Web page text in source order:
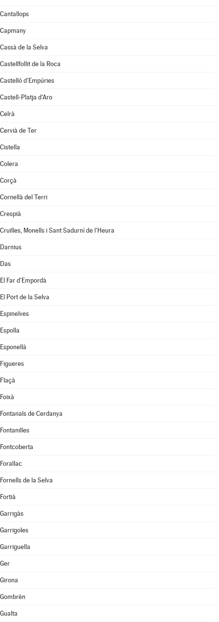
Cantallops
Capmany
Cassà de la Selva
Castellfollit de la Roca
Castelló d'Empúries
Castell-Platja d'Aro
Celrà
Cervià de Ter
Cistella
Colera
Corçà
Cornellà del Terri
Crespià
Cruïlles, Monells i Sant Sadurní de l'Heura
Darnius
Das
El Far d'Empordà
El Port de la Selva
Espinelves
Espolla
Esponellà
Figueres
Flaçà
Foixà
Fontanals de Cerdanya
Fontanilles
Fontcoberta
Forallac
Fornells de la Selva
Fortià
Garrigàs
Garrigoles
Garriguella
Ger
Girona
Gombrèn
Gualta